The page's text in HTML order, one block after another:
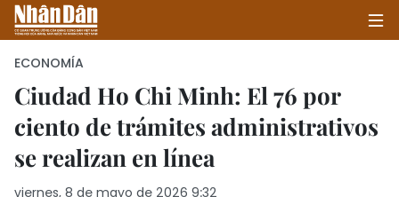
INICIO
POLÍTICA
ECONOMÍA
Ciudad Ho Chi Minh: El 76 por
ciento de trámites administrativos
se realizan en línea
viernes, 8 de mayo de 2026 9:32